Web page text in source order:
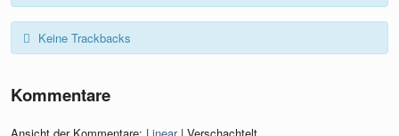
Keine Trackbacks
Kommentare